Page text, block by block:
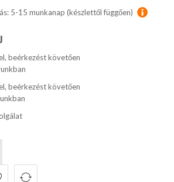
5-15 munkanap (készlettől függően)
beérkezést követően
beérkezést követően